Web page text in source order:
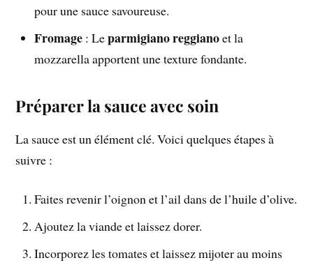
pour une sauce savoureuse.
Fromage : Leparmigiano reggianoet la
mozzarella apportent une texture fondante.
Préparer la sauce avec soin
La sauce est un élément clé. Voici quelques étapes à
suivre :
Faites revenir l’oignon et l’ail dans de l’huile d’olive.
Ajoutez la viande et laissez dorer.
Incorporez les tomates et laissez mijoter au moins